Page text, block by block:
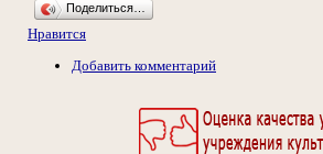
Поделиться…
Нравится
Добавить комментарий